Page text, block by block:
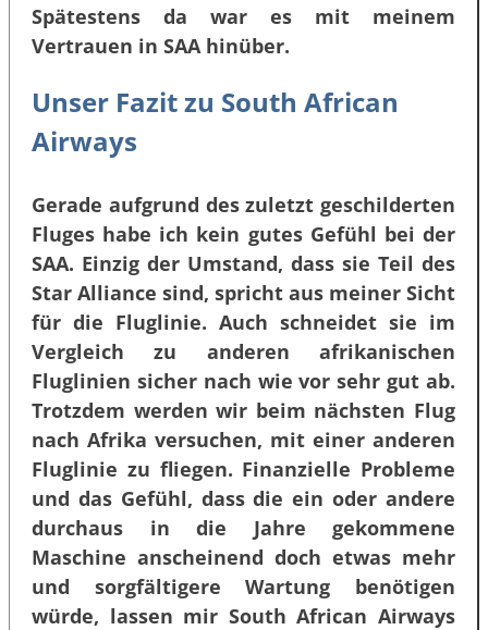
Spätestens da war es mit meinem
Vertrauen in SAA hinüber.
Unser Fazit zu South African
Airways
Gerade aufgrund des zuletzt geschilderten
Fluges habe ich kein gutes Gefühl bei der
SAA. Einzig der Umstand, dass sie Teil des
Star Alliance sind, spricht aus meiner Sicht
für die Fluglinie. Auch schneidet sie im
Vergleich zu anderen afrikanischen
Fluglinien sicher nach wie vor sehr gut ab.
Trotzdem werden wir beim nächsten Flug
nach Afrika versuchen, mit einer anderen
Fluglinie zu fliegen. Finanzielle Probleme
und das Gefühl, dass die ein oder andere
durchaus in die Jahre gekommene
Maschine anscheinend doch etwas mehr
und sorgfältigere Wartung benötigen
würde, lassen mir South African Airways